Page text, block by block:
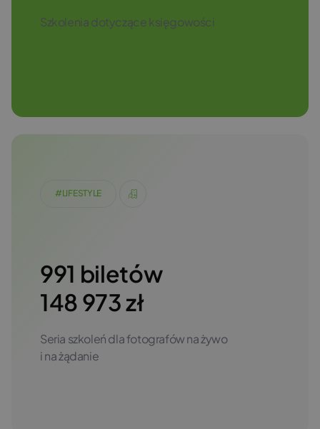
Szkolenia dotyczące księgowości
#LIFESTYLE
991 biletów
148 973 zł
Seria szkoleń dla fotografów na żywo
i na żądanie